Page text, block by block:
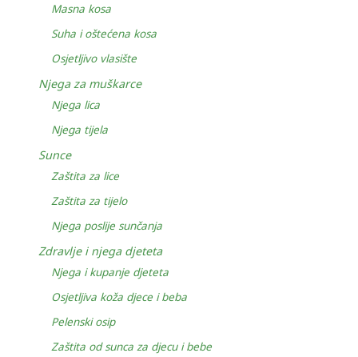
Masna kosa
Suha i oštećena kosa
Osjetljivo vlasište
Njega za muškarce
Njega lica
Njega tijela
Sunce
Zaštita za lice
Zaštita za tijelo
Njega poslije sunčanja
Zdravlje i njega djeteta
Njega i kupanje djeteta
Osjetljiva koža djece i beba
Pelenski osip
Zaštita od sunca za djecu i bebe